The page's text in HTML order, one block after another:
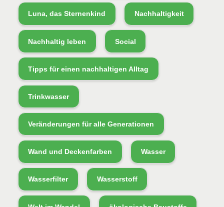
Luna, das Sternenkind Nachhaltigkeit
Nachhaltig leben Social
Tipps für einen nachhaltigen Alltag
Trinkwasser
Veränderungen für alle Generationen
Wand und Deckenfarben Wasser
Wasserfilter Wasserstoff